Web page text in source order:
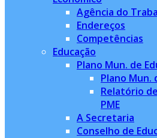
Agência do
Endereços
Competências
Educação
Plano Mun. de
Plano Mun.
Relatório
PME
A Secretaria
Conselho de